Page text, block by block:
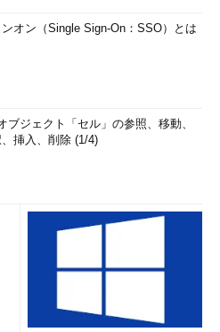
America's Cup
線、それにコースの様子を示す
しているが、このAR（拡張現
もとアメリカン・フットボールの
置を示す黄色い線（の表示の仕組
の1人は自らもヨット乗り）で、
人が寄稿した、かなり詳細な記事
America’s Cup
はいまのところ、挑戦者の
オン（Single Sign-On：SSO）とは
ブジェクト「セル」の参照、移動、
挿入、削除 (1/4)